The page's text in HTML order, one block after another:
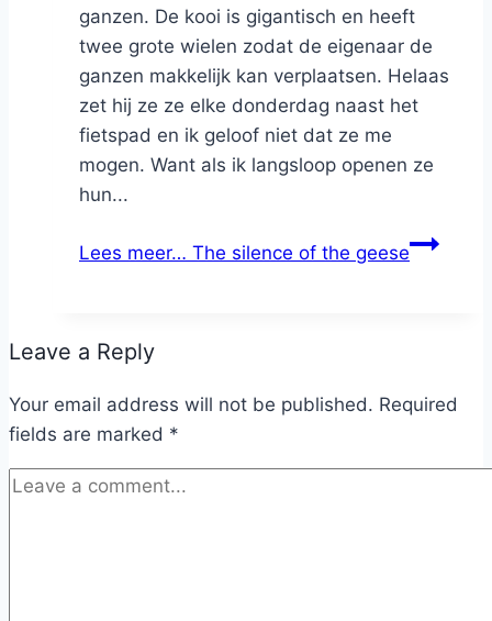
ganzen. De kooi is gigantisch en heeft
twee grote wielen zodat de eigenaar de
ganzen makkelijk kan verplaatsen. Helaas
zet hij ze ze elke donderdag naast het
fietspad en ik geloof niet dat ze me
mogen. Want als ik langsloop openen ze
hun...
Lees meer… The silence of the geese
Leave a Reply
Your email address will not be published. Required
fields are marked *